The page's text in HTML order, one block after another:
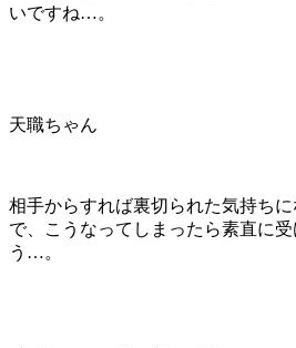
いですね…。
天職ちゃん
相手からすれば裏切られた気持ち
で、こうなってしまったら素直に
う…。